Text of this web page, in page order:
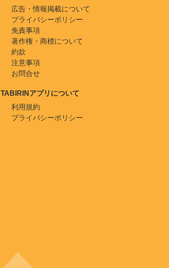
広告・情報掲載について
プライバシーポリシー
免責事項
著作権・商標について
約款
注意事項
お問合せ
TABIRINアプリについて
利用規約
プライバシーポリシー